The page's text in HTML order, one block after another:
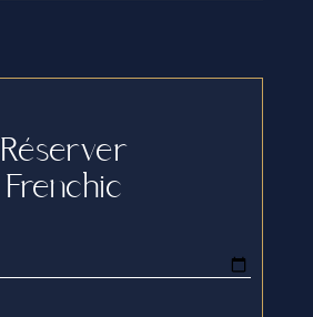
Réserver
Frenchic